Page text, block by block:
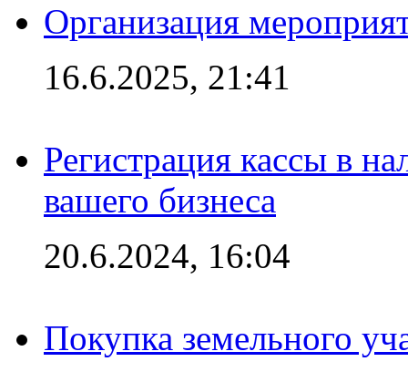
Организация
16.6.2025, 21:41
Регистрация кассы в
вашего бизнеса
20.6.2024, 16:04
Покупка земельного